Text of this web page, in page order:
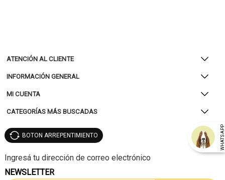
ATENCIÓN AL CLIENTE
INFORMACIÓN GENERAL
MI CUENTA
CATEGORÍAS MÁS BUSCADAS
WHATSAPP
BOTON ARREPENTIMIENTO
NEWSLETTER